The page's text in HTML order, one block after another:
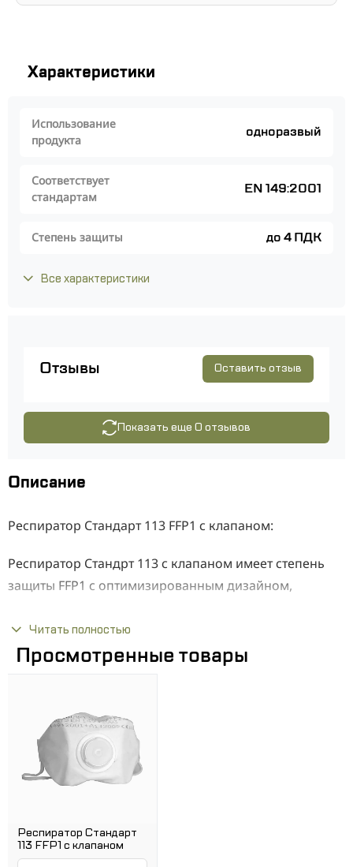
Характеристики
Использование
продукта
одноразвый
Соответствует
стандартам
EN 149:2001
Степень защиты до 4 ПДК
Все характеристики
Отзывы Оставить отзыв
Показать еще 0 отзывов
Описание
Респиратор Стандарт 113 FFP1 с клапаном:
Респиратор Стандрт 113 с клапаном имеет степень
защиты FFP1 с оптимизированным дизайном,
линии обтюрации и обеспечивающим большую
фильтрующую поверхность. Используется для защиты
происхождения, минеральной и металлической
пыли.
Применяется на предприятиях горно-добывающей
промышленности, при деревообработке,
фармацевтике.
Читать полностью
Просмотренные товары
Респиратор Стандарт
113 FFP1 с клапаном